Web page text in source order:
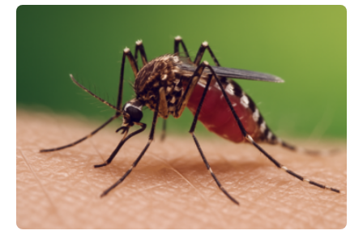
Grünalgen, die vor Hunderten von Millionen Jahren
lebten. Unter den Vorfahren sticht eine Gruppe heraus,
die noch heute in der Natur vorkommt: die
Süßwasseralge Coleochaetophyceae. Einige Arten
dieser Gruppe bilden aus Zellfäden dichte Geflechte
mit scheibenförmiger Gestalt. Was auffällig ist: Die
nächsten…